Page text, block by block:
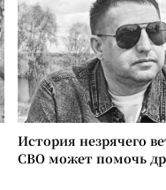
История незрячего
СВО может помочь